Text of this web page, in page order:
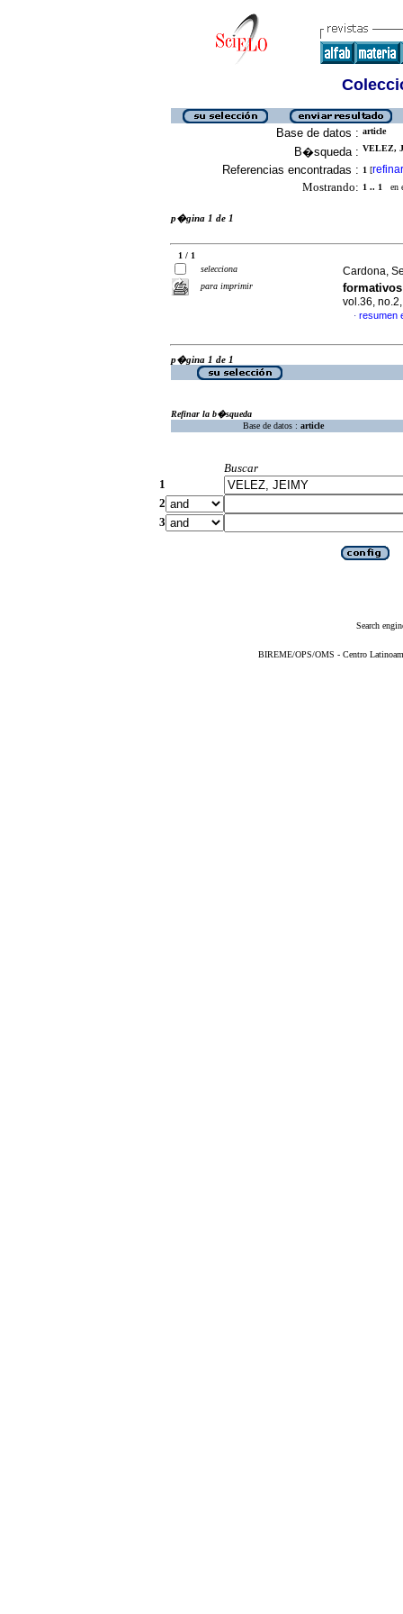
Base de datos : article
B�squeda : VELEZ,
Referencias encontradas : 1 [refinar
Mostrando: 1 .. 1 en
p�gina 1 de 1
1 / 1
selecciona
para imprimir
Cardona,
vol.36,
· resumen
p�gina 1 de 1
Refinar la b�squeda
Base de datos : article
Buscar
1
2
3
Search
BIREME/OPS/OMS - Centro